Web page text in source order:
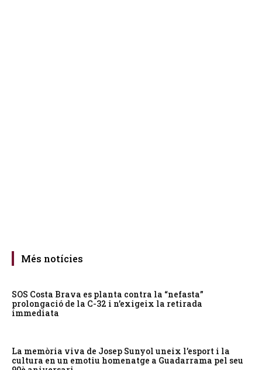
Més notícies
SOS Costa Brava es planta contra la “nefasta”
prolongació de la C-32 i n’exigeix la retirada
immediata
La memòria viva de Josep Sunyol uneix l’esport i la
cultura en un emotiu homenatge a Guadarrama pel seu